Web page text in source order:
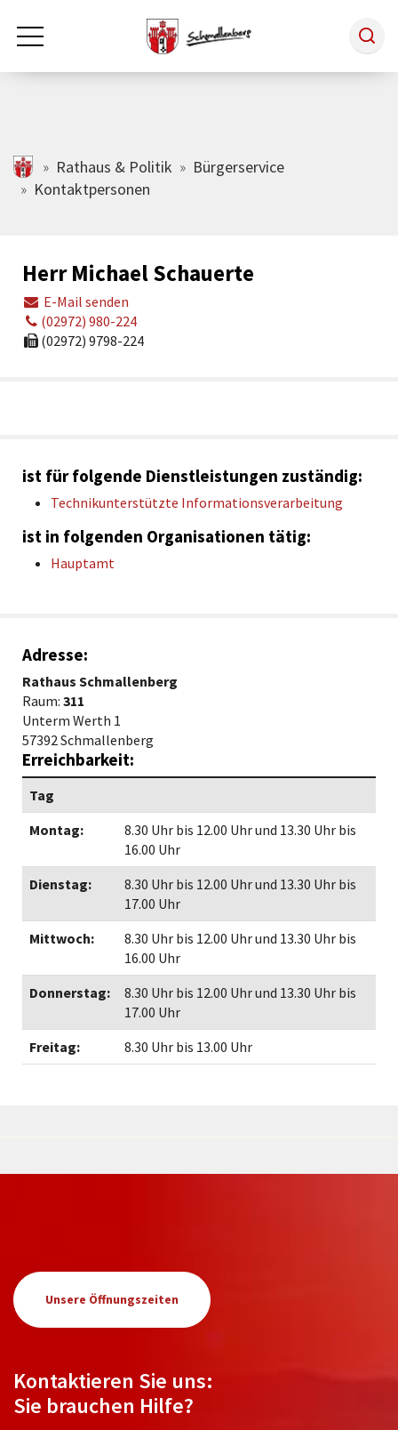
Zum Hauptinhalt springen
Rathaus & Politik
Tourismus
Freizeit & Kultur
schmallenberg.de
Rathaus & Politik
Bürgerservice
Kontaktpersonen
Herr Michael Schauerte
E-Mail senden
(02972) 980-224
(02972) 9798-224
ist für folgende Dienstleistungen zuständig:
Technikunterstützte Informationsverarbeitung
ist in folgenden Organisationen tätig:
Hauptamt
Adresse:
Rathaus Schmallenberg
Raum: 311
Unterm Werth 1
57392 Schmallenberg
Erreichbarkeit:
Tag
Montag:
8.30 Uhr bis 12.00 Uhr und 13.30 Uhr bis
16.00 Uhr
Dienstag:
8.30 Uhr bis 12.00 Uhr und 13.30 Uhr bis
17.00 Uhr
Mittwoch:
8.30 Uhr bis 12.00 Uhr und 13.30 Uhr bis
16.00 Uhr
Donnerstag:
8.30 Uhr bis 12.00 Uhr und 13.30 Uhr bis
17.00 Uhr
Freitag:
8.30 Uhr bis 13.00 Uhr
Unsere Öffnungszeiten
Kontaktieren Sie uns:
Sie brauchen Hilfe?